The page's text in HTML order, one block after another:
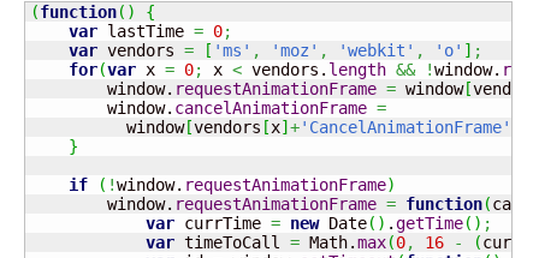
(function( )
{
var lastTime = 0;
var vendors = [ 'ms' , 'moz' , 'webkit' , 'o' ] ;
for(var x = 0; x < vendors. length && !window.
        window.
requestAnimationFrame = window[vendors
        window.
cancelAnimationFrame =
          window
[vendors [x] +'CancelAnimationFrame'
}
if
( !window. requestAnimationFrame)
        window.
requestAnimationFrame = function(
var currTime = new Date( ) .getTime( ) ;
var timeToCall = Math.max(0, 16 - (